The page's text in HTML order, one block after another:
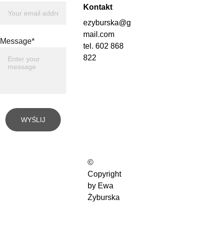
Kontakt
ezyburska@g
mail.com
tel. 602 868
822
Message*
WYŚLIJ
©
Copyright
by Ewa
Żyburska